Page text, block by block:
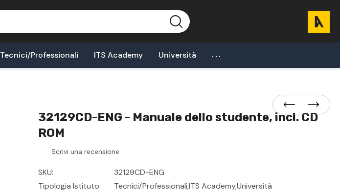
Tecnici/Professionali ITS Academy Università ...
32129CD-ENG - Manuale dello studente, incl. CD
ROM
Scrivi una recensione
SKU:
32129CD-ENG
Tipologia Istituto:
Tecnici/professionali,ITS Academy,Università